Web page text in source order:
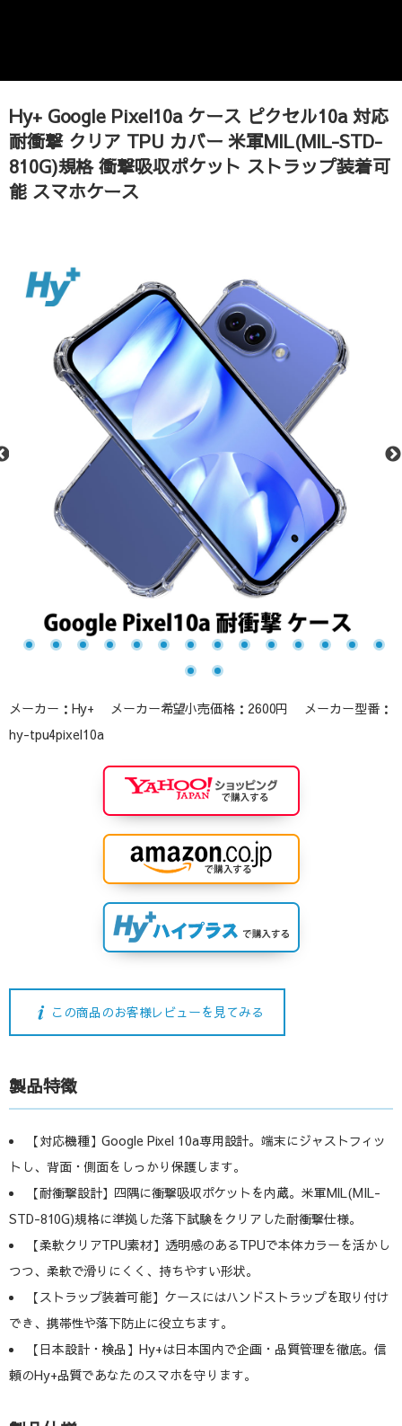
Hy+ Google Pixel10a ケース ピクセル10a 対応
耐衝撃 クリア TPU カバー 米軍MIL(MIL-STD-
810G)規格 衝撃吸収ポケット ストラップ装着可
能 スマホケース
メーカー：Hy+ メーカー希望小売価格：2600円 メーカー型番：
hy-tpu4pixel10a
この商品のお客様レビューを見てみる
製品特徴
【対応機種】Google Pixel 10a専用設計。端末にジャストフィッ
トし、背面・側面をしっかり保護します。
【耐衝撃設計】四隅に衝撃吸収ポケットを内蔵。米軍MIL(MIL-
STD-810G)規格に準拠した落下試験をクリアした耐衝撃仕様。
【柔軟クリアTPU素材】透明感のあるTPUで本体カラーを活かし
つつ、柔軟で滑りにくく、持ちやすい形状。
【ストラップ装着可能】ケースにはハンドストラップを取り付け
でき、携帯性や落下防止に役立ちます。
【日本設計・検品】Hy+は日本国内で企画・品質管理を徹底。信
頼のHy+品質であなたのスマホを守ります。